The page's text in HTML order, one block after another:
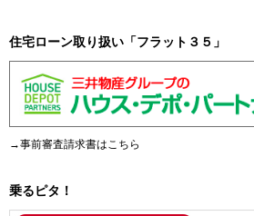
住宅ローン取り扱い「フラット３５」
→事前審査請求書はこちら
乗るピタ！